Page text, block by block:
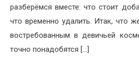
разберёмся вместе: что стоит
что временно удалить. Итак, что
востребованным в девичьей
точно понадобятся […]